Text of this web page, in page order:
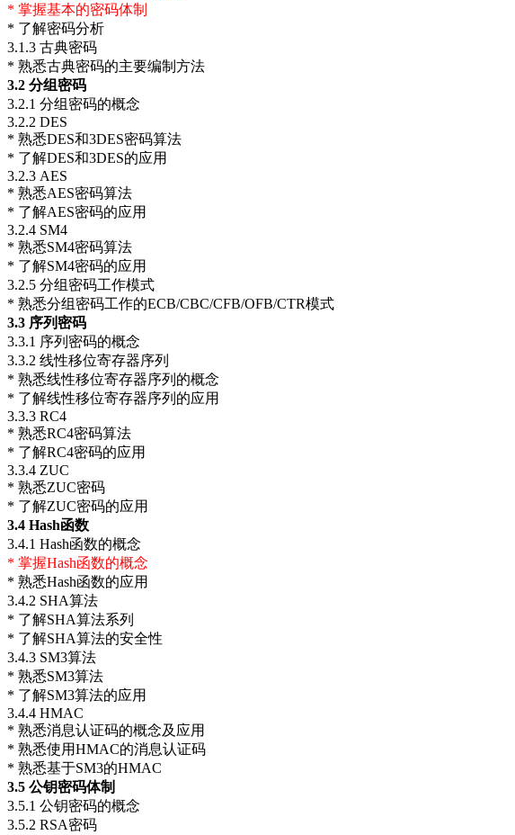
* 掌握基本的密码体制
* 了解密码分析
3.1.3 古典密码
* 熟悉古典密码的主要编制方法
3.2 分组密码
3.2.1 分组密码的概念
3.2.2 DES
* 熟悉DES和3DES密码算法
* 了解DES和3DES的应用
3.2.3 AES
* 熟悉AES密码算法
* 了解AES密码的应用
3.2.4 SM4
* 熟悉SM4密码算法
* 了解SM4密码的应用
3.2.5 分组密码工作模式
* 熟悉分组密码工作的ECB/CBC/CFB/OFB/CTR模式
3.3 序列密码
3.3.1 序列密码的概念
3.3.2 线性移位寄存器序列
* 熟悉线性移位寄存器序列的概念
* 了解线性移位寄存器序列的应用
3.3.3 RC4
* 熟悉RC4密码算法
* 了解RC4密码的应用
3.3.4 ZUC
* 熟悉ZUC密码
* 了解ZUC密码的应用
3.4 Hash函数
3.4.1 Hash函数的概念
* 掌握Hash函数的概念
* 熟悉Hash函数的应用
3.4.2 SHA算法
* 了解SHA算法系列
* 了解SHA算法的安全性
3.4.3 SM3算法
* 熟悉SM3算法
* 了解SM3算法的应用
3.4.4 HMAC
* 熟悉消息认证码的概念及应用
* 熟悉使用HMAC的消息认证码
* 熟悉基于SM3的HMAC
3.5 公钥密码体制
3.5.1 公钥密码的概念
3.5.2 RSA密码